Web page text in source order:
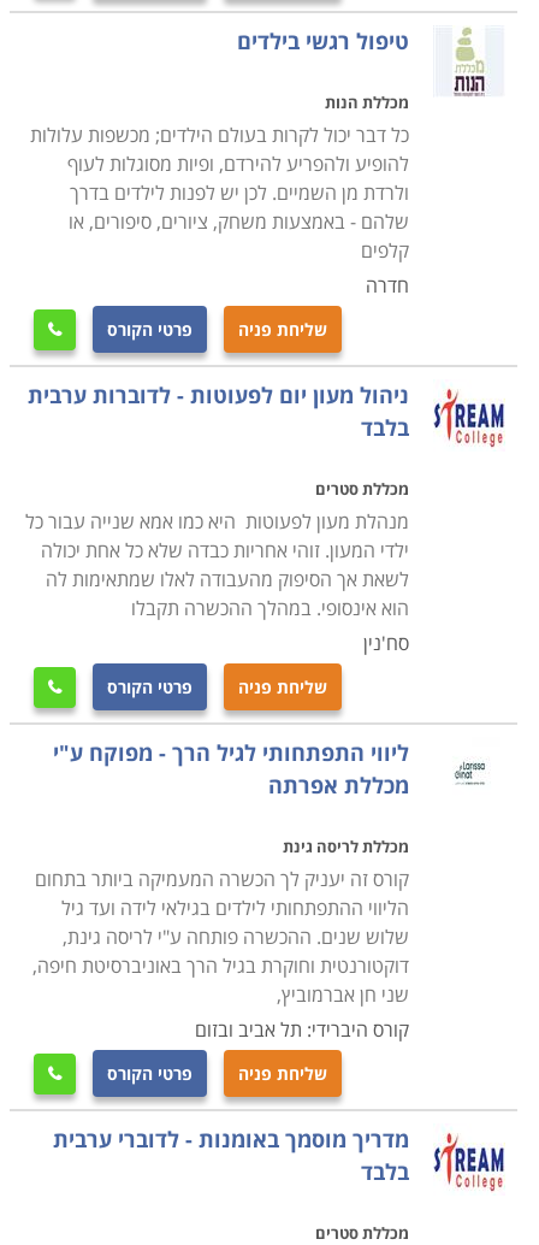
טיפול רגשי בילדים
מכללת הנות
כל דבר יכול לקרות בעולם הילדים; מכשפות עלולות
להופיע ולהפריע להירדם, ופיות מסוגלות לעוף
ולרדת מן השמיים. לכן יש לפנות לילדים בדרך
שלהם - באמצעות משחק, ציורים, סיפורים, או
קלפים
חדרה
שליחת פניה פרטי הקורס 
ניהול מעון יום לפעוטות - לדוברות ערבית
בלבד
מכללת סטרים
מנהלת מעון לפעוטות היא כמו אמא שנייה עבור כל
ילדי המעון. זוהי אחריות כבדה שלא כל אחת יכולה
לשאת אך הסיפוק מהעבודה לאלו שמתאימות לה
הוא אינסופי. במהלך ההכשרה תקבלו
סח'נין
שליחת פניה פרטי הקורס 
ליווי התפתחותי לגיל הרך - מפוקח ע"י
מכללת אפרתה
מכללת לריסה גינת
קורס זה יעניק לך הכשרה המעמיקה ביותר בתחום
הליווי ההתפתחותי לילדים בגילאי לידה ועד גיל
שלוש שנים. ההכשרה פותחה ע"י לריסה גינת,
דוקטורנטית וחוקרת בגיל הרך באוניברסיטת חיפה,
שני חן אברמוביץ,
קורס היברידי: תל אביב ובזום
שליחת פניה פרטי הקורס 
מדריך מוסמך באומנות - לדוברי ערבית
בלבד
מכללת סטרים